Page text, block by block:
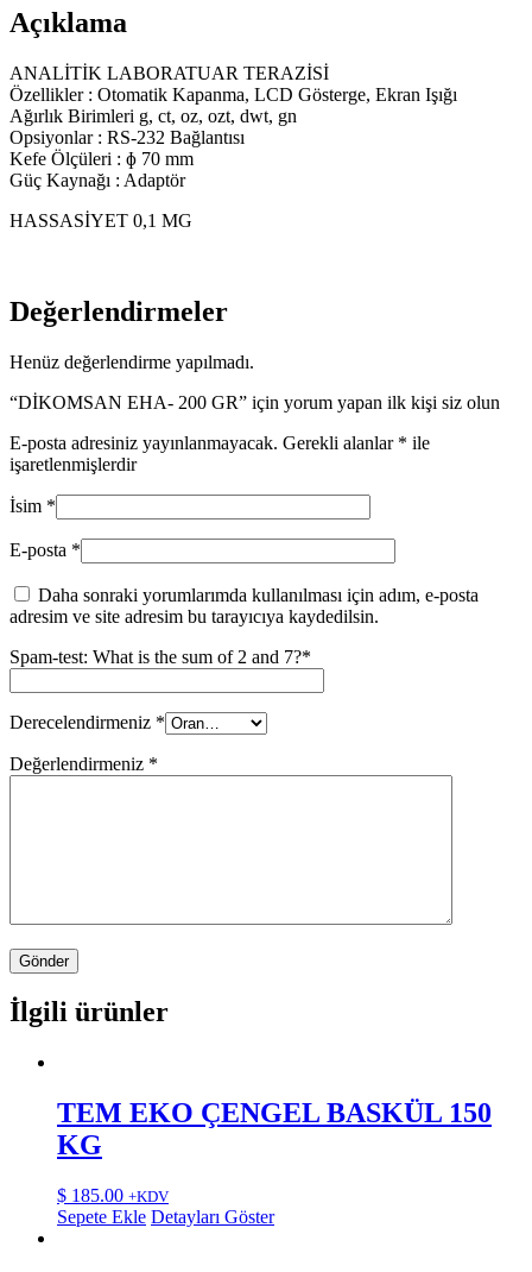
Açıklama
ANALİTİK LABORATUAR TERAZİSİ
Özellikler : Otomatik Kapanma, LCD Gösterge, Ekran Işığı
Ağırlık Birimleri g, ct, oz, ozt, dwt, gn
Opsiyonlar : RS-232 Bağlantısı
Kefe Ölçüleri : ɸ 70 mm
Güç Kaynağı : Adaptör
HASSASİYET 0,1 MG
Değerlendirmeler
Henüz değerlendirme yapılmadı.
“DİKOMSAN EHA- 200 GR” için yorum yapan ilk kişi siz olun
E-posta adresiniz yayınlanmayacak. Gerekli alanlar * ile
işaretlenmişlerdir
İsim *
E-posta *
Daha sonraki yorumlarımda kullanılması için adım, e-posta
adresim ve site adresim bu tarayıcıya kaydedilsin.
Spam-test: What is the sum of 2 and 7?*
Derecelendirmeniz *
Değerlendirmeniz *
İlgili ürünler
TEM EKO ÇENGEL BASKÜL 150
KG
$ 185.00 +KDV
Sepete Ekle Detayları Göster